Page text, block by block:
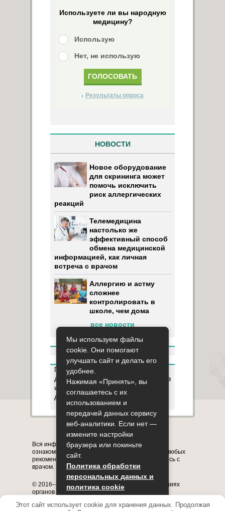
Используете ли вы народную
медицину?
Использую
Нет, не использую
Результаты опроса
НОВОСТИ
Новое оборудование
для скрининга может
помочь исключить
риск аллергических
реакций
Телемедицина
настолько же
эффективный способ
обмена медицинской
информацией, как личная
встреча с врачом
Аллергию и астму
сложнее
контролировать в
школе, чем дома
все новости
Пользуясь данным ресурсом вы
даёте разрешение на сбор, анализ
и хранение своих персональных
данных согласно Правилам
Карта сайта О сайте Контакты
Вся информация на сайте представлена в
ознакомительных целях. Перед применением любых
рекомендаций обязательно проконсультируйтесь с
врачом.
© 2016–2026, медицинский портал о заболеваниях
органов системы дыхания astmania.ru
сайта без указания активной ссылки на него
Мы используем файлы
cookie. Они помогают
улучшать сайт и делать его
удобнее.
Нажимая «Принять», вы
соглашаетесь с их
использованием и
передачей данных сервису
веб-аналитики. Если нет —
измените настройки
браузера или покиньте
сайт.
Политика обработки
персональных данных и
политика cookie
Принять
Этот сайт использует cookie для хранения данных. Продолжая